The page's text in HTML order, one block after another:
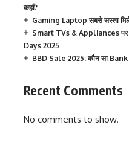
कहाँ?
Gaming Laptop सबसे सस्ता
Smart TVs & Appliances
Days 2025
BBD Sale 2025: कौन सा Bank
Recent Comments
No comments to show.